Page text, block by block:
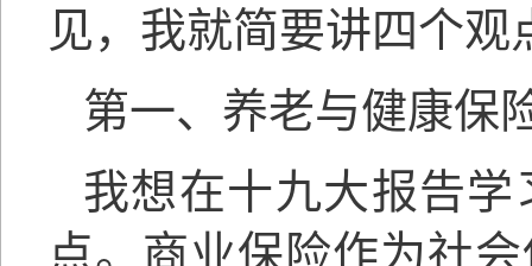
见，我就简要讲四个观
第一、养老与健康保
我想在十九大报告
点。商业保险作为社